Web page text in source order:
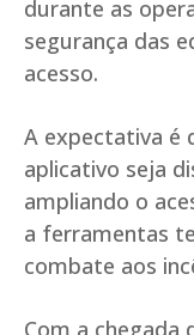
durante as
segurança das
acesso.
A expectativa é
aplicativo seja
ampliando o
a ferramentas
combate aos